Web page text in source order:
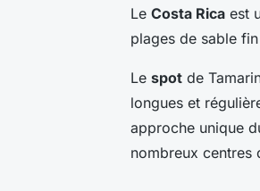
Le Costa Rica est
plages de sable
Le spot de
longues et
approche unique
nombreux centres